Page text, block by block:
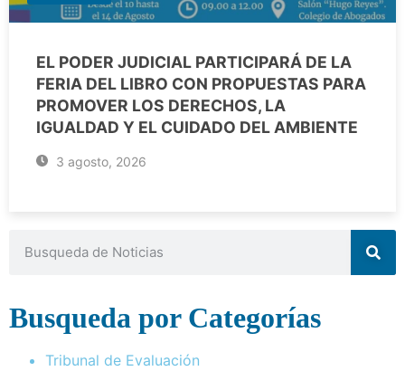
EL PODER JUDICIAL PARTICIPARÁ DE LA
FERIA DEL LIBRO CON PROPUESTAS PARA
PROMOVER LOS DERECHOS, LA
IGUALDAD Y EL CUIDADO DEL AMBIENTE
3 agosto, 2026
Busqueda por Categorías
Tribunal de Evaluación